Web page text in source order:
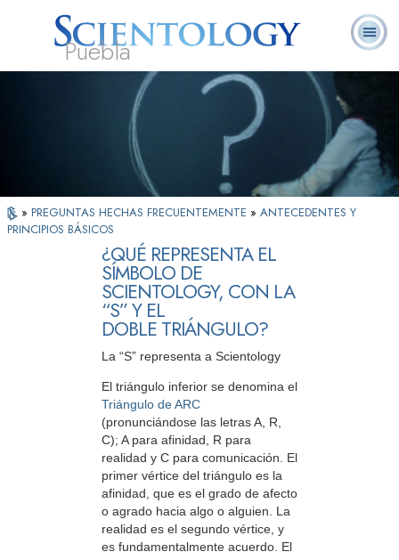
Puebla
¿Qué es
Scientology?
Ministros
Voluntarios
Preguntas
Frecuentes
» PREGUNTAS HECHAS FRECUENTEMENTE » ANTECEDENTES Y
PRINCIPIOS BÁSICOS
¿QUÉ REPRESENTA EL
SÍMBOLO DE
SCIENTOLOGY, CON LA
“S” Y EL
DOBLE TRIÁNGULO?
La “S” representa a Scientology
El triángulo inferior se denomina el
Triángulo de ARC
(pronunciándose las letras A, R,
C); A para afinidad, R para
realidad y C para comunicación. El
primer vértice del triángulo es la
afinidad, que es el grado de afecto
o agrado hacia algo o alguien. La
realidad es el segundo vértice, y
es fundamentalmente acuerdo. El